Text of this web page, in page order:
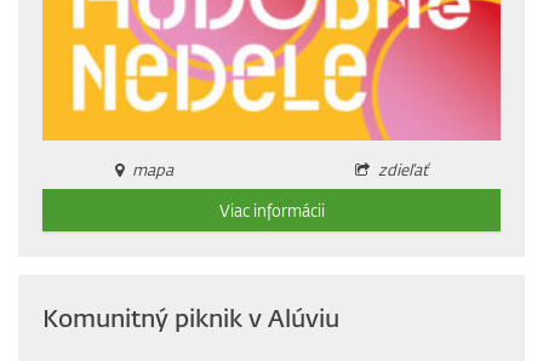
mapa
zdieľať
Viac informácii
Komunitný piknik v Alúviu